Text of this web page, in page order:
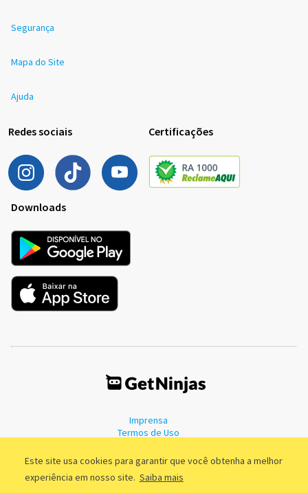
Este site usa cookies para garantir que você obtenha a melhor
experiência em nosso site. Saiba mais
Segurança
Mapa do Site
Ajuda
Redes sociais Certificações
Downloads
Imprensa
Termos de Uso